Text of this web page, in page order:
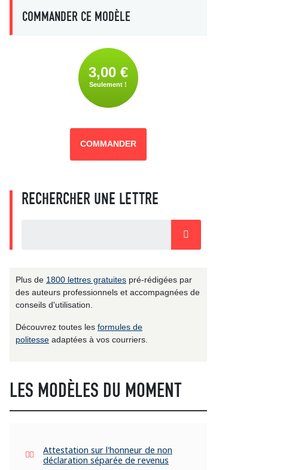
COMMANDER CE MODÈLE
3,00 €
Seulement !
COMMANDER
RECHERCHER UNE LETTRE
Plus de 1800 lettres gratuites pré-rédigées par
des auteurs professionnels et accompagnées de
conseils d'utilisation.
Découvrez toutes les formules de
politesse adaptées à vos courriers.
LES MODÈLES DU MOMENT
Attestation sur l'honneur de non
déclaration séparée de revenus